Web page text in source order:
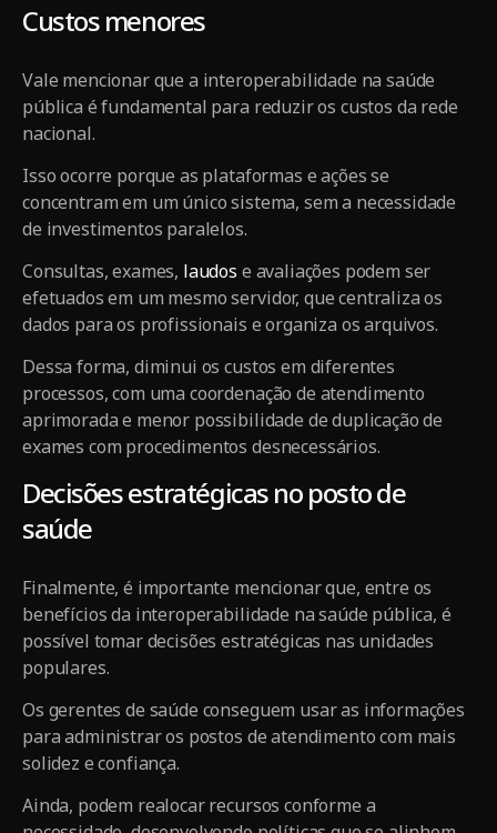
Custos menores
Vale mencionar que a interoperabilidade na saúde
pública é fundamental para reduzir os custos da rede
nacional.
Isso ocorre porque as plataformas e ações se
concentram em um único sistema, sem a necessidade
de investimentos paralelos.
Consultas, exames, laudos e avaliações podem ser
efetuados em um mesmo servidor, que centraliza os
dados para os profissionais e organiza os arquivos.
Dessa forma, diminui os custos em diferentes
processos, com uma coordenação de atendimento
aprimorada e menor possibilidade de duplicação de
exames com procedimentos desnecessários.
Decisões estratégicas no posto de
saúde
Finalmente, é importante mencionar que, entre os
benefícios da interoperabilidade na saúde pública, é
possível tomar decisões estratégicas nas unidades
populares.
Os gerentes de saúde conseguem usar as informações
para administrar os postos de atendimento com mais
solidez e confiança.
Ainda, podem realocar recursos conforme a